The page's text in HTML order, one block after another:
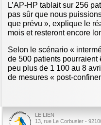
L’AP-HP tablait sur 256
pas sûr que nous
que prévu », explique le
mois et resteront encore
Selon le scénario «
de 500 patients
peu plus de 1 100 au 8
de mesures « post-
LE LIEN
13, rue Le Corbusier -